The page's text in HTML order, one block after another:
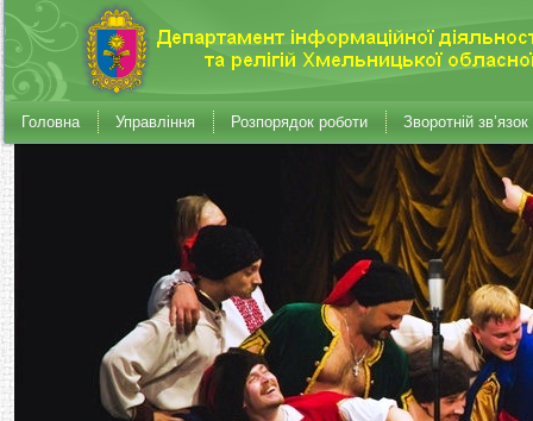
Головна Управління Розпорядок роботи Зворотній зв’язок